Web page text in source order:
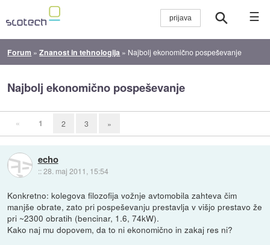
☰
Forum »Znanost in tehnologija » Najbolj ekonomično pospeševanje
Najbolj ekonomično pospeševanje
« 1 2 3 »
echo
::28. maj 2011, 15:54
Konkretno: kolegova filozofija vožnje avtomobila zahteva čim
manjše obrate, zato pri pospeševanju prestavlja v višjo prestavo že
pri ~2300 obratih (bencinar, 1.6, 74kW).
Kako naj mu dopovem, da to ni ekonomično in zakaj res ni?